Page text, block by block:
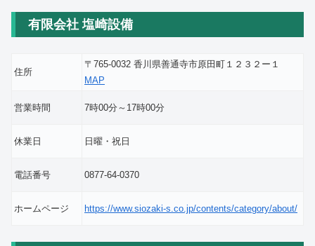
有限会社 塩崎設備
住所
〒765-0032 香川県善通寺市原田町１２３２ー１
MAP
営業時間 7時00分～17時00分
休業日 日曜・祝日
電話番号 0877-64-0370
ホームページ https://www.siozaki-s.co.jp/contents/category/about/